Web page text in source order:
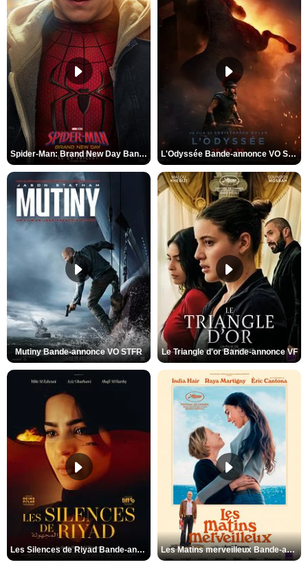
Spider-Man: Brand New Day Bande-annonce VO STFR L'Odyssée Bande-annonce VO STFR
Mutiny Bande-annonce VO STFR Le Triangle d'or Bande-annonce VF
Les Silences de Riyad Bande-annonce VO STFR Les Matins merveilleux Bande-annonce VF